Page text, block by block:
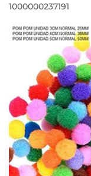
1000000237191